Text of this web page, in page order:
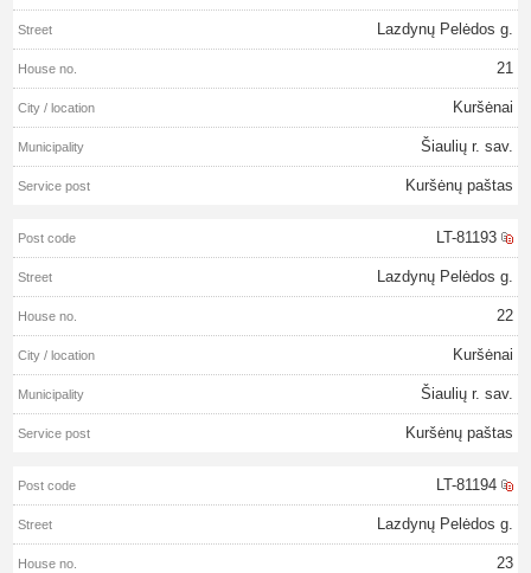
Lazdynų Pelėdos g.
21
Kuršėnai
Šiaulių r. sav.
Kuršėnų paštas
LT-81193
Lazdynų Pelėdos g.
22
Kuršėnai
Šiaulių r. sav.
Kuršėnų paštas
LT-81194
Lazdynų Pelėdos g.
23